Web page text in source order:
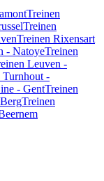
Treinen
Treinen
Treinen Rixensart
- NatoyeTreinen
Leuven -
Turnhout -
- GentTreinen
Treinen